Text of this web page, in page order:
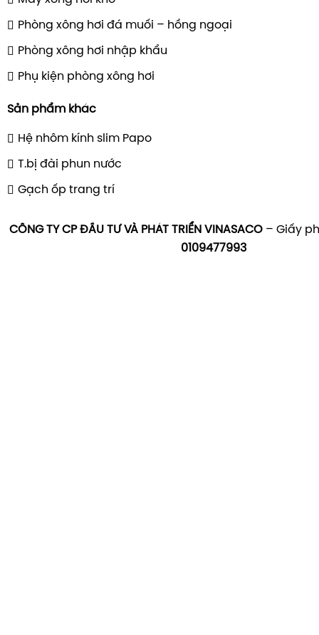
Phòng xông hơi đá muối – hồng ngoại
Phòng xông hơi nhập khẩu
Phụ kiện phòng xông hơi
Sản phẩm khác
Hệ nhôm kính slim Papo
T.bị đài phun nước
Gạch ốp trang trí
CÔNG TY CP ĐẦU TƯ VÀ PHÁT TRIỂN VINASACO – Giấy
0109477993